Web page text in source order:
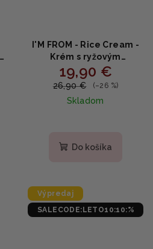
I'M FROM - Rice Cream -
Krém s ryžovým
extraktom 50g
19,90 €
26,90 € (–26 %)
Skladom
produktu
hviezdičiek.
Do košíka
Výpredaj
SALECODE:LETO10:10:%